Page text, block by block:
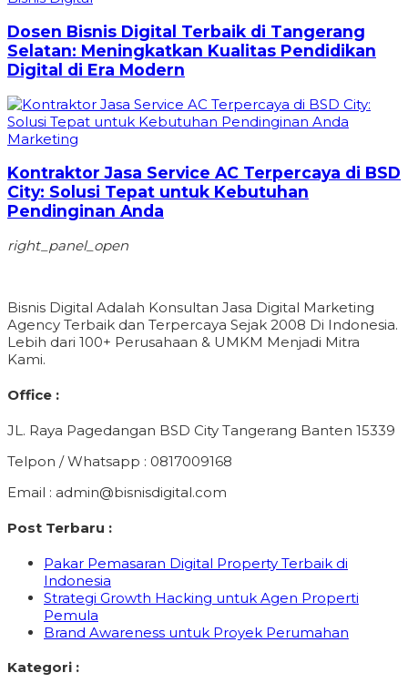
Dosen Bisnis Digital Terbaik di Tangerang
Selatan: Meningkatkan Kualitas Pendidikan
Digital di Era Modern
Marketing
Kontraktor Jasa Service AC Terpercaya di BSD
City: Solusi Tepat untuk Kebutuhan
Pendinginan Anda
right_panel_open
Bisnis Digital Adalah Konsultan Jasa Digital Marketing
Agency Terbaik dan Terpercaya Sejak 2008 Di Indonesia.
Lebih dari 100+ Perusahaan & UMKM Menjadi Mitra
Kami.
Office :
JL. Raya Pagedangan BSD City Tangerang Banten 15339
Telpon / Whatsapp : 0817009168
Email : admin@bisnisdigital.com
Post Terbaru :
Pakar Pemasaran Digital Property Terbaik di
Indonesia
Strategi Growth Hacking untuk Agen Properti
Pemula
Brand Awareness untuk Proyek Perumahan
Kategori :